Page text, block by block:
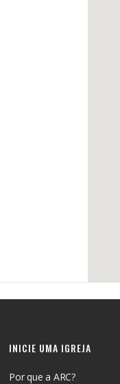
INICIE UMA IGREJA
Por que a ARC?